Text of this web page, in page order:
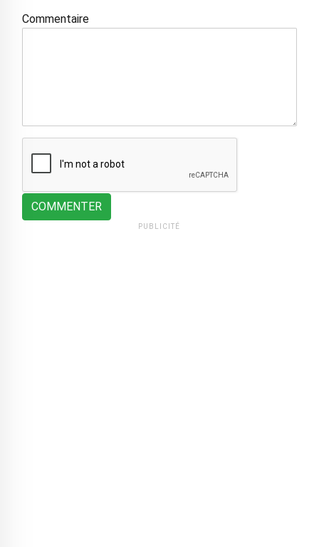
Commentaire
COMMENTER
PUBLICITÉ